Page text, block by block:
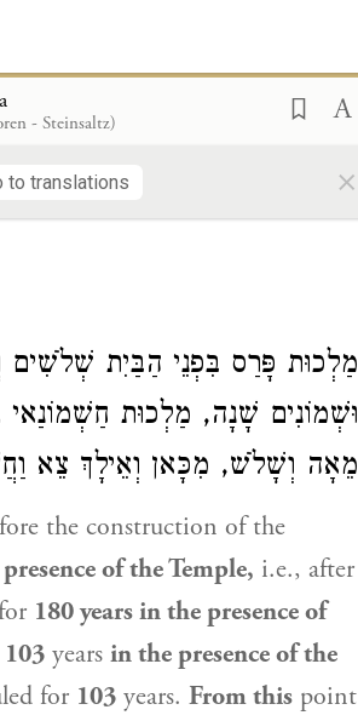
- Steinsaltz)
to translations ×
מַלְכוּת פָּרַס בִּפְנֵי הַבַּיִת שְׁלֹשִׁים
וּשְׁמוֹנִים שָׁנָה, מַלְכוּת
מֵאָה וְשָׁלֹשׁ, מִכָּאן וְאֵילָךְ צֵא
the construction of the
of the Temple, i.e., after
180 years in the presence of
103 years in the presence of the
for 103 years. From this point